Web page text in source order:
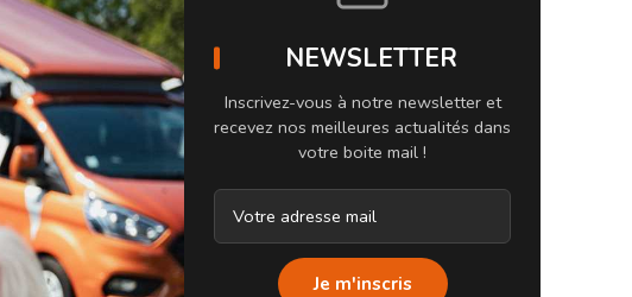
NEWSLETTER
Inscrivez-vous à notre newsletter et
recevez nos meilleures actualités dans
votre boite mail !
Je m'inscris